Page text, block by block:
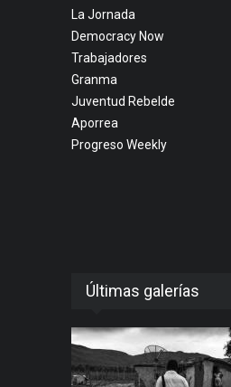
La Jornada
Democracy Now
Trabajadores
Granma
Juventud Rebelde
Aporrea
Progreso Weekly
Últimas galerías